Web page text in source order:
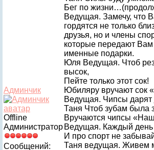
Админчик
Offline
Администратор
Сообщений:
Бег по
Ведущая. Замечу, что
гордятся не только
друзья, но и члены
которые передают
именные подарки.
Юля Ведущая. Чтоб
высок,
Пейте только этот сок!
Юбиляру вручают сок
Ведущая. Чипсы дарят
Таня Чтоб зубам была
Вручаются чипсы
Ведущая. Каждый
И про спорт не
Таня ведущая. Живем